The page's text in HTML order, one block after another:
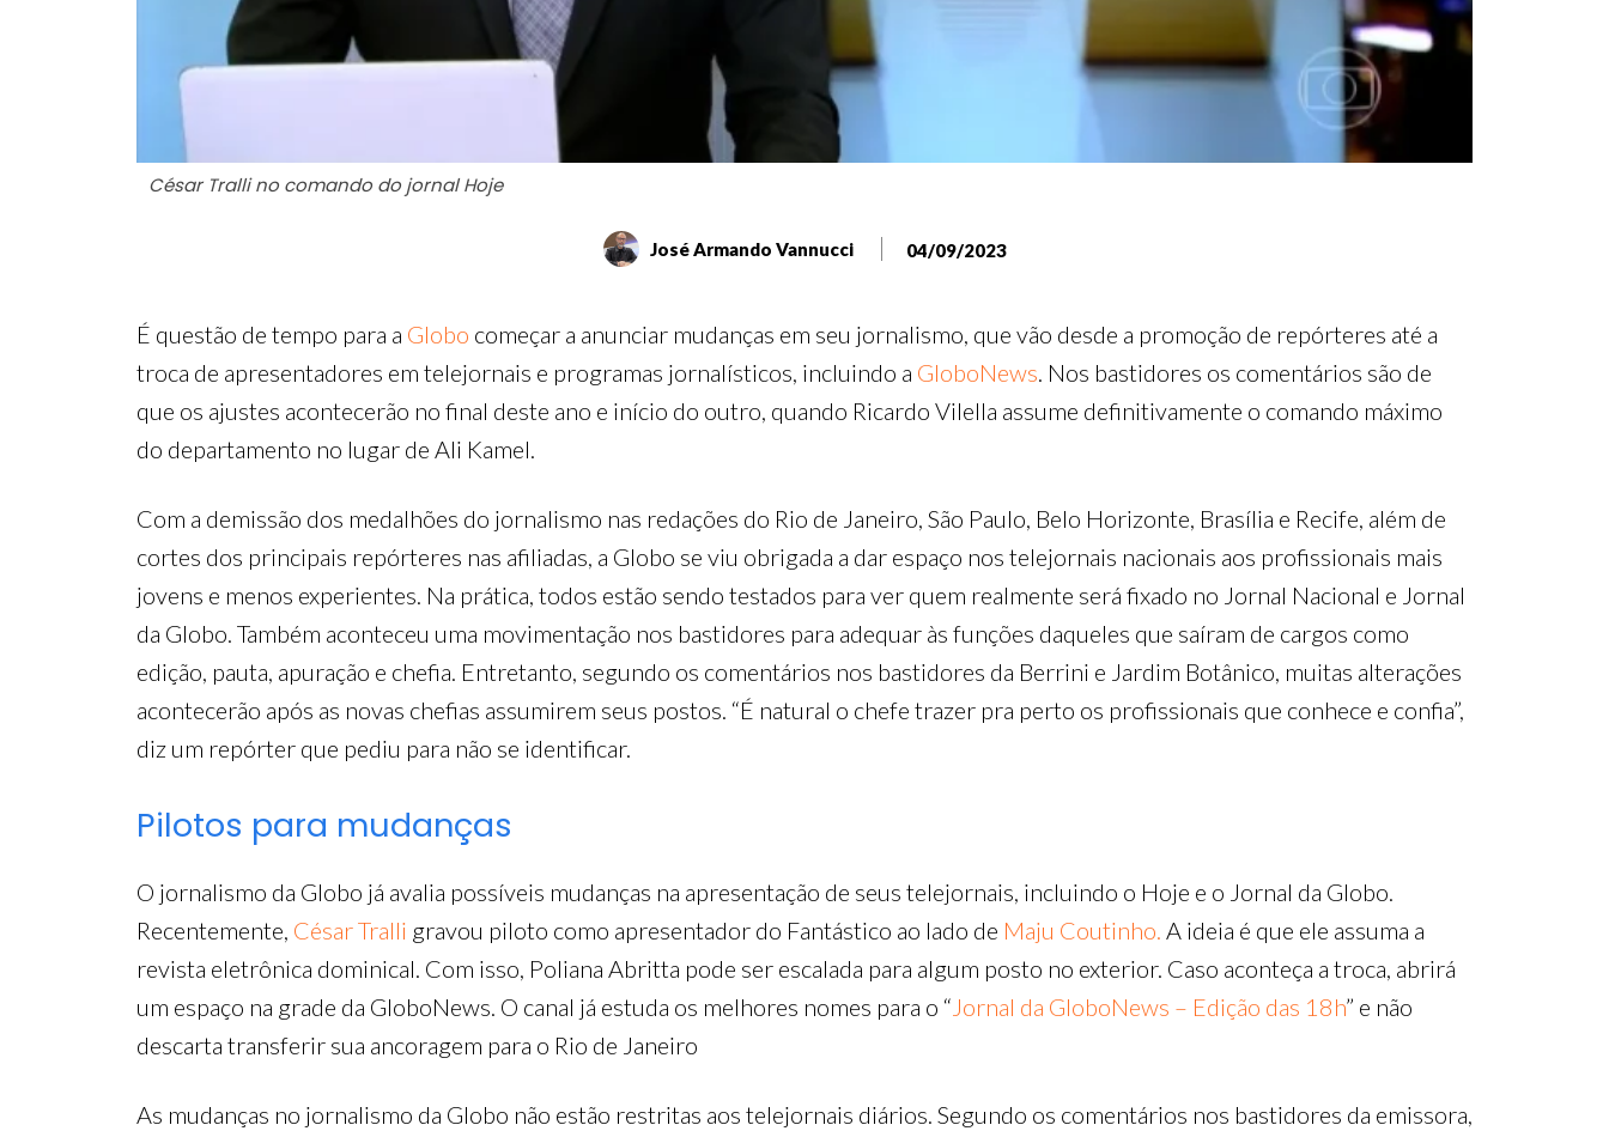
César Tralli no comando do jornal Hoje
José Armando Vannucci 04/09/2023
É questão de tempo para a Globo começar a anunciar mudanças em seu jornalismo, que vão desde a promoção de repórteres até a
troca de apresentadores em telejornais e programas jornalísticos, incluindo a GloboNews. Nos bastidores os comentários são de
que os ajustes acontecerão no final deste ano e início do outro, quando Ricardo Vilella assume definitivamente o comando máximo
do departamento no lugar de Ali Kamel.
Com a demissão dos medalhões do jornalismo nas redações do Rio de Janeiro, São Paulo, Belo Horizonte, Brasília e Recife, além de
cortes dos principais repórteres nas afiliadas, a Globo se viu obrigada a dar espaço nos telejornais nacionais aos profissionais mais
jovens e menos experientes. Na prática, todos estão sendo testados para ver quem realmente será fixado no Jornal Nacional e Jornal
da Globo. Também aconteceu uma movimentação nos bastidores para adequar às funções daqueles que saíram de cargos como
edição, pauta, apuração e chefia. Entretanto, segundo os comentários nos bastidores da Berrini e Jardim Botânico, muitas alterações
acontecerão após as novas chefias assumirem seus postos. “É natural o chefe trazer pra perto os profissionais que conhece e confia”,
diz um repórter que pediu para não se identificar.
Pilotos para mudanças
O jornalismo da Globo já avalia possíveis mudanças na apresentação de seus telejornais, incluindo o Hoje e o Jornal da Globo.
Recentemente, César Tralli gravou piloto como apresentador do Fantástico ao lado de Maju Coutinho. A ideia é que ele assuma a
revista eletrônica dominical. Com isso, Poliana Abritta pode ser escalada para algum posto no exterior. Caso aconteça a troca, abrirá
um espaço na grade da GloboNews. O canal já estuda os melhores nomes para o “ Jornal da GloboNews – Edição das 18h” e não
descarta transferir sua ancoragem para o Rio de Janeiro
As mudanças no jornalismo da Globo não estão restritas aos telejornais diários. Segundo os comentários nos bastidores da emissora,